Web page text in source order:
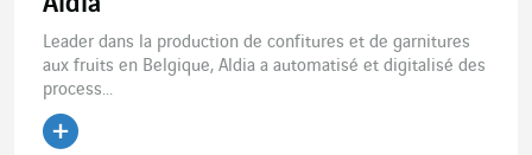
Leader dans la production de confitures et de garnitures
aux fruits en Belgique, Aldia a automatisé et digitalisé des
process...